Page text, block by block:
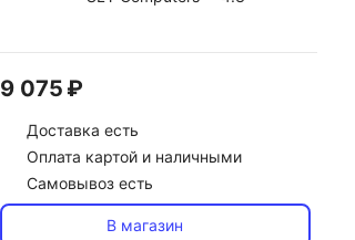
9 075 ₽
Доставка есть
Оплата картой и наличными
Самовывоз есть
В магазин